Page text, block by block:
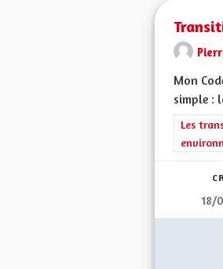
Mon
simple :
Filtrer
Les
18/